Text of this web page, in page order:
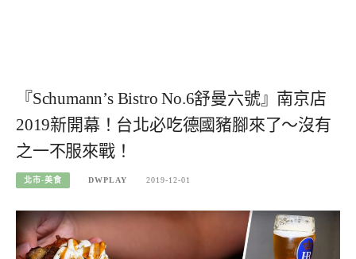
『Schumann’s Bistro No.6舒曼六號』南京店
2019新開幕！台北必吃德國豬腳來了～沒有
之一不服來戰！
北市-美食 DWPLAY 2019-12-01